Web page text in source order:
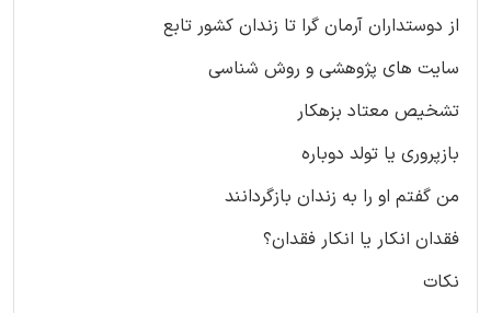
از دوستداران آرمان گرا تا زندان کشور تابع
سایت های پژوهشی و روش شناسی
تشخیص معتاد بزهکار
بازپروری یا تولد دوباره
من گفتم او را به زندان بازگردانند
فقدان انکار یا انکار فقدان؟
نکات